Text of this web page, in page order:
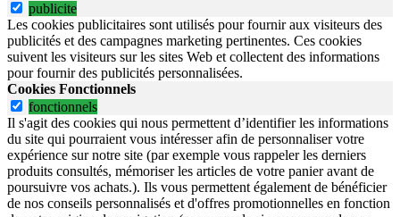
publicite
Les cookies publicitaires sont utilisés pour fournir aux visiteurs des
publicités et des campagnes marketing pertinentes. Ces cookies
suivent les visiteurs sur les sites Web et collectent des informations
pour fournir des publicités personnalisées.
Cookies Fonctionnels
fonctionnels
Il s'agit des cookies qui nous permettent d’identifier les informations
du site qui pourraient vous intéresser afin de personnaliser votre
expérience sur notre site (par exemple vous rappeler les derniers
produits consultés, mémoriser les articles de votre panier avant de
poursuivre vos achats.). Ils vous permettent également de bénéficier
de nos conseils personnalisés et d'offres promotionnelles en fonction